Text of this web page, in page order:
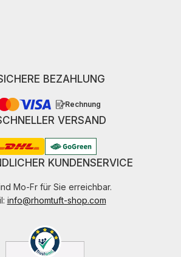
BEZAHLUNG
Rechnung
VERSAND
KUNDENSERVICE
Mo-Fr für Sie erreichbar.
info@rhomtuft-shop.com